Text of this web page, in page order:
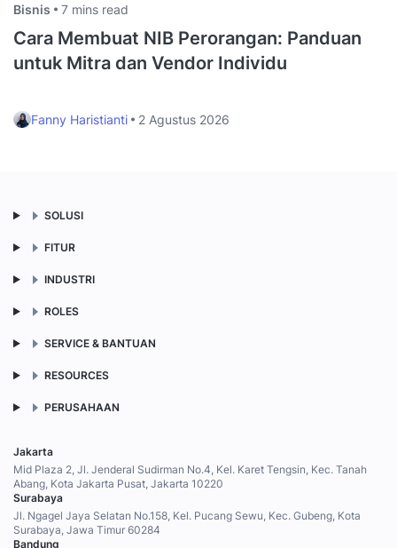
Bisnis 7 mins read
Cara Membuat NIB Perorangan: Panduan
untuk Mitra dan Vendor Individu
Fanny Haristianti 2 Agustus 2026
SOLUSI
FITUR
INDUSTRI
ROLES
SERVICE & BANTUAN
RESOURCES
PERUSAHAAN
Jakarta
Mid Plaza 2, Jl. Jenderal Sudirman No.4, Kel. Karet Tengsin, Kec. Tanah
Abang, Kota Jakarta Pusat, Jakarta 10220
Surabaya
Jl. Ngagel Jaya Selatan No.158, Kel. Pucang Sewu, Kec. Gubeng, Kota
Surabaya, Jawa Timur 60284
Bandung